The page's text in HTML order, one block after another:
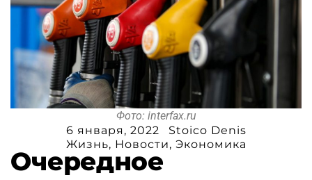
Фото: interfax.ru
6 января, 2022
Stoico Denis
Жизнь, Новости, Экономика
Очередное